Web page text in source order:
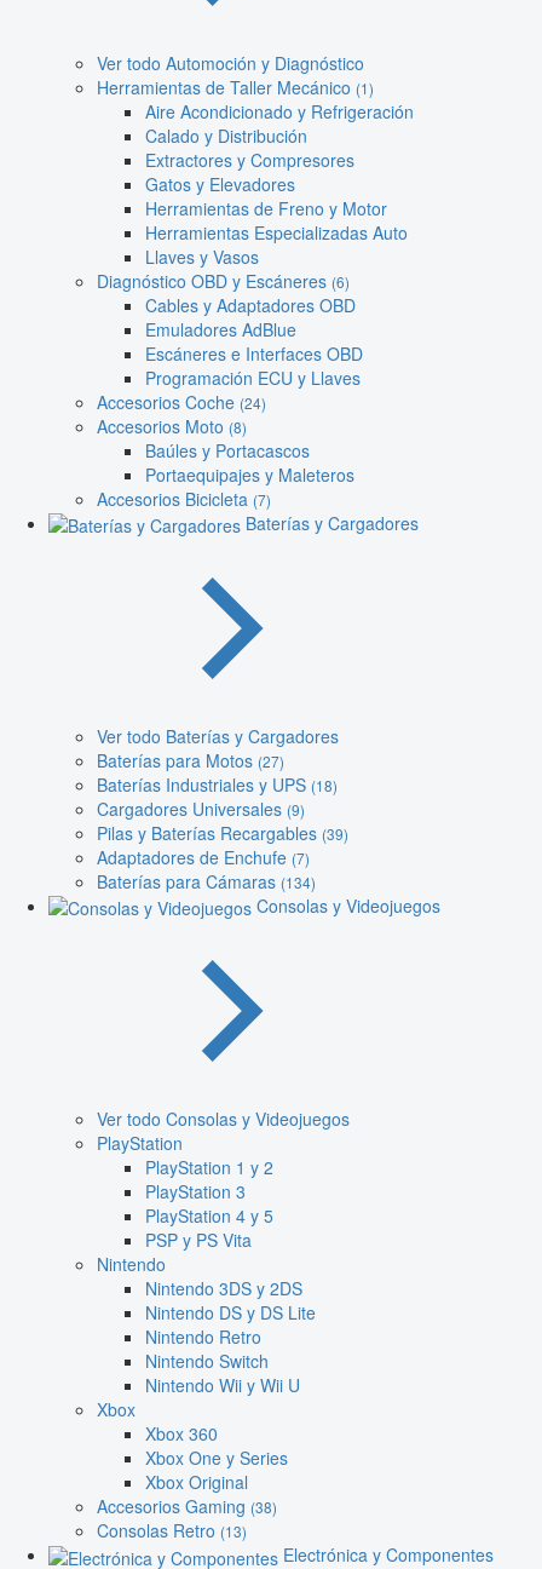
Ver todo Automoción y Diagnóstico
Herramientas de Taller Mecánico (1)
Aire Acondicionado y Refrigeración
Calado y Distribución
Extractores y Compresores
Gatos y Elevadores
Herramientas de Freno y Motor
Herramientas Especializadas Auto
Llaves y Vasos
Diagnóstico OBD y Escáneres (6)
Cables y Adaptadores OBD
Emuladores AdBlue
Escáneres e Interfaces OBD
Programación ECU y Llaves
Accesorios Coche (24)
Accesorios Moto (8)
Baúles y Portacascos
Portaequipajes y Maleteros
Accesorios Bicicleta (7)
Baterías y Cargadores
Ver todo Baterías y Cargadores
Baterías para Motos (27)
Baterías Industriales y UPS (18)
Cargadores Universales (9)
Pilas y Baterías Recargables (39)
Adaptadores de Enchufe (7)
Baterías para Cámaras (134)
Consolas y Videojuegos
Ver todo Consolas y Videojuegos
PlayStation
PlayStation 1 y 2
PlayStation 3
PlayStation 4 y 5
PSP y PS Vita
Nintendo
Nintendo 3DS y 2DS
Nintendo DS y DS Lite
Nintendo Retro
Nintendo Switch
Nintendo Wii y Wii U
Xbox
Xbox 360
Xbox One y Series
Xbox Original
Accesorios Gaming (38)
Consolas Retro (13)
Electrónica y Componentes